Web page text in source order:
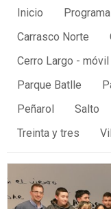
Inicio Programa
Carrasco Norte
Cerro Largo - móvil
Parque Batlle
Peñarol
Salto
Treinta y tres